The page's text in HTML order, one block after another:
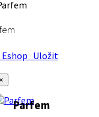
Uložit
Parfem